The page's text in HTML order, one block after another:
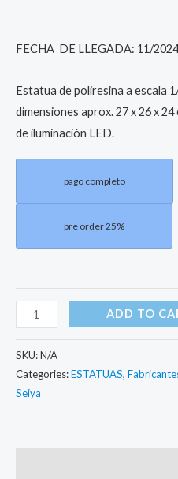
FECHA DE LLEGADA: 11/2024
Estatua de poliresina a escala
dimensiones aprox. 27 x 26 x
de iluminación LED.
pago completo
pre order 25%
ADD TO
SKU:N/A
Categories:ESTATUAS,
Seiya